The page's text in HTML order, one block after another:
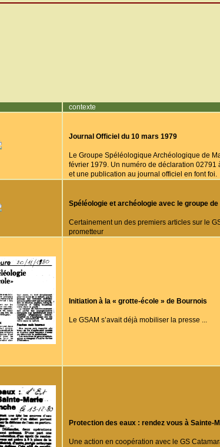
contexte
Journal Officiel du 10 mars 1979
Le Groupe Spéléologique Archéologique de
février 1979. Un numéro de déclaration 02791
et une publication au journal officiel en font foi.
Spéléologie et archéologie avec le groupe de
Certainement un des premiers articles sur le
prometteur
Initiation à la « grotte-école » de Bournois
Le GSAM s’avait déjà mobiliser la presse ...
Protection des eaux : rendez vous à Sainte-
Une action en coopération avec le GS